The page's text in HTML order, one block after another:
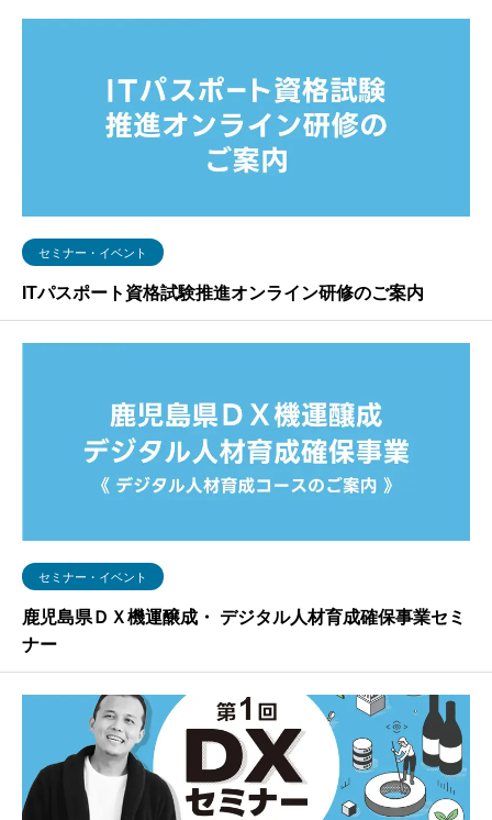
セミナー・イベント
ITパスポート資格試験推進オンライン研修のご案内
セミナー・イベント
鹿児島県ＤＸ機運醸成・ デジタル人材育成確保事業セミ
ナー